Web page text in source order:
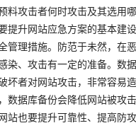
料攻击者何时攻击及其选用哪
提升网站应急方案的基本建
管理措施。防范于未然，在
染、攻击有一定的准备。数
坏者对网站攻击，非常容易
数据库备份会降低网站被攻
站也要提升可靠性、提高防